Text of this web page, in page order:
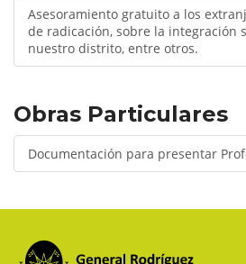
Asesoramiento gratuito a los
de radicación, sobre la integración
nuestro distrito, entre otros.
Obras Particulares
Documentación para presentar